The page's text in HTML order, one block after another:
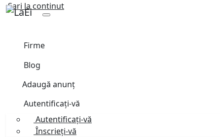
Sari la continut
Firme
Blog
Adaugă anunț
Autentificați-vă
Autentificați-vă
Înscrieți-vă